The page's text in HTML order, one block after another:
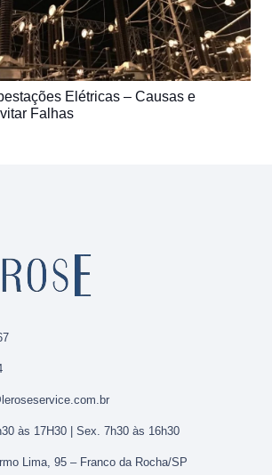
Elétricas – Causas e
Falhas
às 17H30 | Sex. 7h30 às 16h30
Lima, 95 – Franco da Rocha/SP